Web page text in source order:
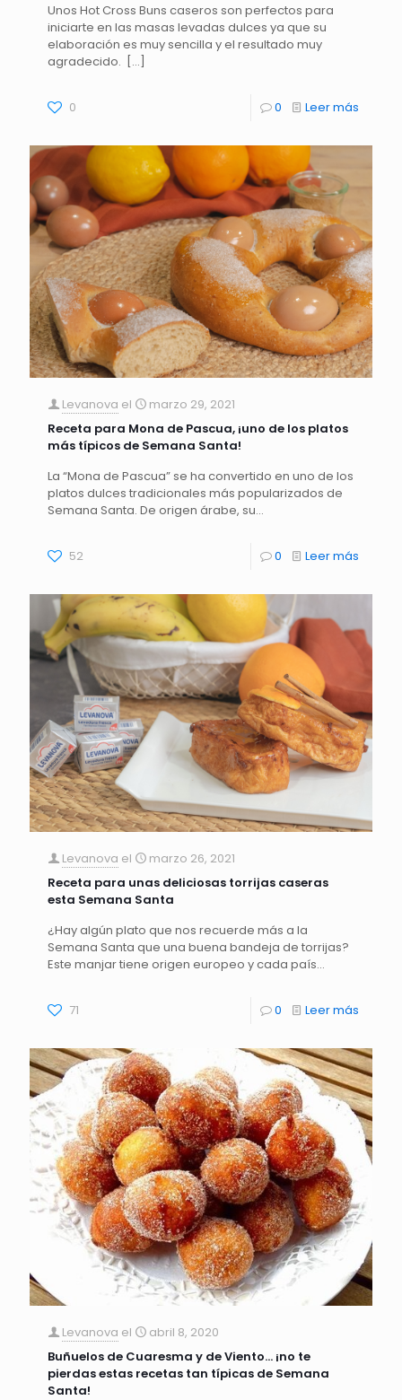
Unos Hot Cross Buns caseros son perfectos para
iniciarte en las masas levadas dulces ya que su
elaboración es muy sencilla y el resultado muy
agradecido. […]
0 0 Leer más
Levanova el
marzo 29, 2021
Receta para Mona de Pascua, ¡uno de los platos
más típicos de Semana Santa!
La “Mona de Pascua” se ha convertido en uno de los
platos dulces tradicionales más popularizados de
Semana Santa. De origen árabe, su…
52 0 Leer más
Levanova el
marzo 26, 2021
Receta para unas deliciosas torrijas caseras
esta Semana Santa
¿Hay algún plato que nos recuerde más a la
Semana Santa que una buena bandeja de torrijas?
Este manjar tiene origen europeo y cada país…
71 0 Leer más
Levanova el
abril 8, 2020
Buñuelos de Cuaresma y de Viento… ¡no te
pierdas estas recetas tan típicas de Semana
Santa!